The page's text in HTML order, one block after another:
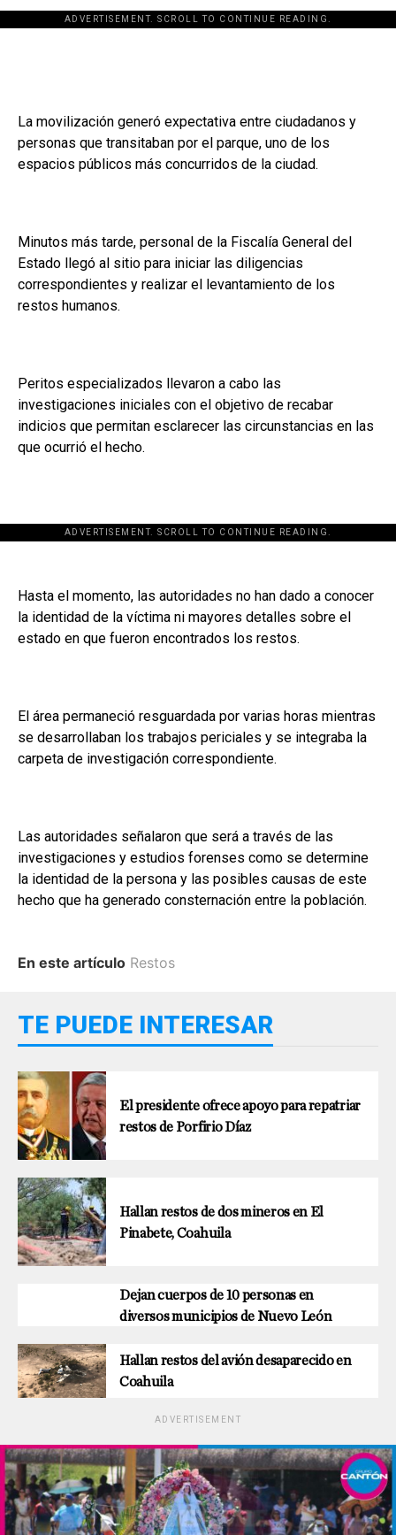
ADVERTISEMENT. SCROLL TO CONTINUE READING.
La movilización generó expectativa entre ciudadanos y
personas que transitaban por el parque, uno de los
espacios públicos más concurridos de la ciudad.
Minutos más tarde, personal de la Fiscalía General del
Estado llegó al sitio para iniciar las diligencias
correspondientes y realizar el levantamiento de los
restos humanos.
Peritos especializados llevaron a cabo las
investigaciones iniciales con el objetivo de recabar
indicios que permitan esclarecer las circunstancias en las
que ocurrió el hecho.
ADVERTISEMENT. SCROLL TO CONTINUE READING.
Hasta el momento, las autoridades no han dado a conocer
la identidad de la víctima ni mayores detalles sobre el
estado en que fueron encontrados los restos.
El área permaneció resguardada por varias horas mientras
se desarrollaban los trabajos periciales y se integraba la
carpeta de investigación correspondiente.
Las autoridades señalaron que será a través de las
investigaciones y estudios forenses como se determine
la identidad de la persona y las posibles causas de este
hecho que ha generado consternación entre la población.
En este artículo Restos
TE PUEDE INTERESAR
El presidente ofrece apoyo para repatriar
restos de Porfirio Díaz
Hallan restos de dos mineros en El
Pinabete, Coahuila
Dejan cuerpos de 10 personas en
diversos municipios de Nuevo León
Hallan restos del avión desaparecido en
Coahuila
ADVERTISEMENT